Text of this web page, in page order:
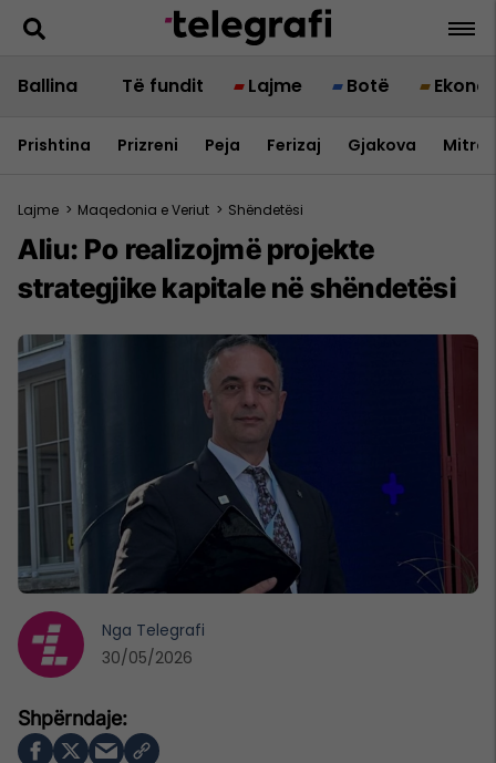
Ballina Të fundit Lajme Botë
Prishtina Prizreni Peja Ferizaj Gjakova
Lajme > Maqedonia e Veriut > Shëndetësi
Aliu: Po realizojmë projekte
strategjike kapitale në shëndetësi
Nga Telegrafi
30/05/2026